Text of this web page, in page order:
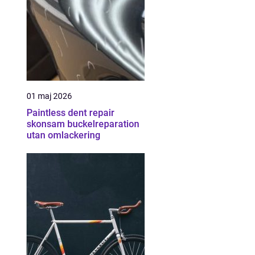
01 maj 2026
Paintless dent repair
skonsam buckelreparation
utan omlackering